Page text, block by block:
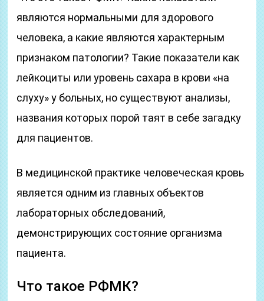
являются нормальными для здорового
человека, а какие являются характерным
признаком патологии? Такие показатели как
лейкоциты или уровень сахара в крови «на
слуху» у больных, но существуют анализы,
названия которых порой таят в себе загадку
для пациентов.
В медицинской практике человеческая кровь
является одним из главных объектов
лабораторных обследований,
демонстрирующих состояние организма
пациента.
Что такое РФМК?